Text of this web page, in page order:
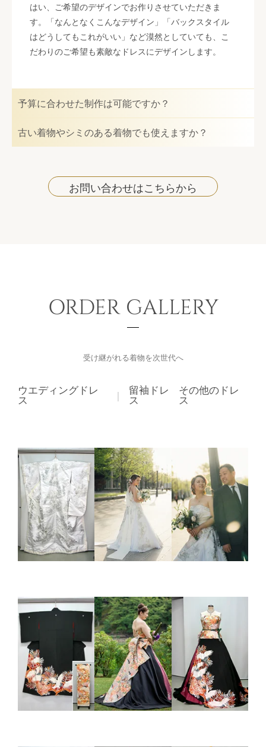
はい、ご希望のデザインでお作りさせていただきま
す。「なんとなくこんなデザイン」「バックスタイル
はどうしてもこれがいい」など漠然としていても、こ
だわりのご希望も素敵なドレスにデザインします。
予算に合わせた制作は可能ですか？
古い着物やシミのある着物でも使えますか？
お問い合わせはこちらから
ORDER GALLERY
受け継がれる着物を次世代へ
ウエディングドレ
ス ｜ 留袖ドレ
ス
その他のドレ
ス